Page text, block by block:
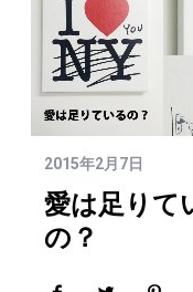
2015年2月7日
愛は足りて
の？